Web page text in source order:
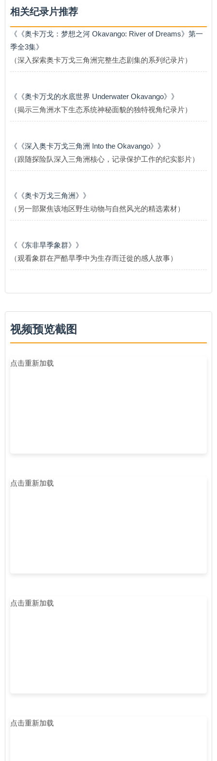
相关纪录片推荐
《《奥卡万戈：梦想之河 Okavango: River of Dreams》第一
季全3集》
（深入探索奥卡万戈三角洲完整生态剧集的系列纪录片）
《《奥卡万戈的水底世界 Underwater Okavango》》
（揭示三角洲水下生态系统神秘面貌的独特视角纪录片）
《《深入奥卡万戈三角洲 Into the Okavango》》
（跟随探险队深入三角洲核心，记录保护工作的纪实影片）
《《奥卡万戈三角洲》》
（另一部聚焦该地区野生动物与自然风光的精选素材）
《《东非旱季象群》》
（观看象群在严酷旱季中为生存而迁徙的感人故事）
视频预览截图
点击重新加载
点击重新加载
点击重新加载
点击重新加载